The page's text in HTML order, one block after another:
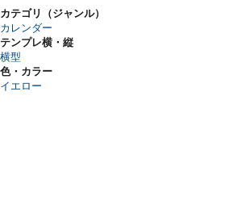
カテゴリ（ジャンル）
カレンダー
テンプレ横・縦
横型
色・カラー
イエロー